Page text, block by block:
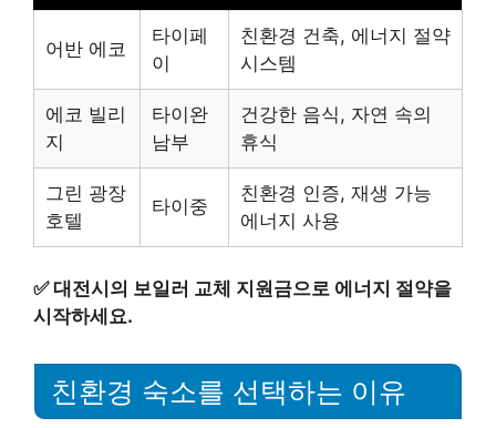
어반 에코
타이페
이
친환경 건축, 에너지 절약
시스템
에코 빌리
지
타이완
남부
건강한 음식, 자연 속의
휴식
그린 광장
호텔
타이중
친환경 인증, 재생 가능
에너지 사용
✅대전시의 보일러 교체 지원금으로 에너지 절약을
시작하세요.
친환경 숙소를 선택하는 이유